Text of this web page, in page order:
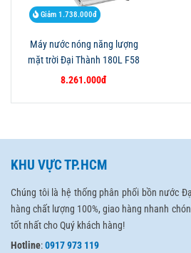
Giảm 1.738.000đ
Máy nước nóng năng lượng
mặt trời Đại Thành 180L F58
8.261.000đ
KHU VỰC TP.HCM
Chúng tôi là hệ thống phân phối bồn nước
hàng chất lượng 100%, giao hàng nhanh
tốt nhất cho Quý khách hàng!
Hotline:0917 973 119